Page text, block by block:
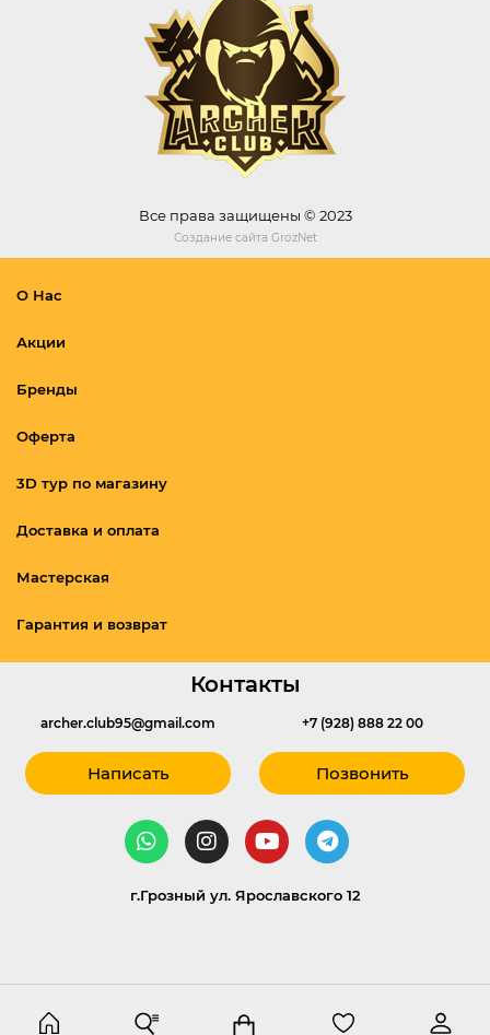
Все права защищены © 2023
Создание сайта GrozNet
О Нас
Акции
Бренды
Оферта
3D тур по магазину
Доставка и оплата
Мастерская
Гарантия и возврат
Контакты
archer.club95@gmail.com
Написать
+7 (928) 888 22 00
Позвонить
г.Грозный ул. Ярославского 12